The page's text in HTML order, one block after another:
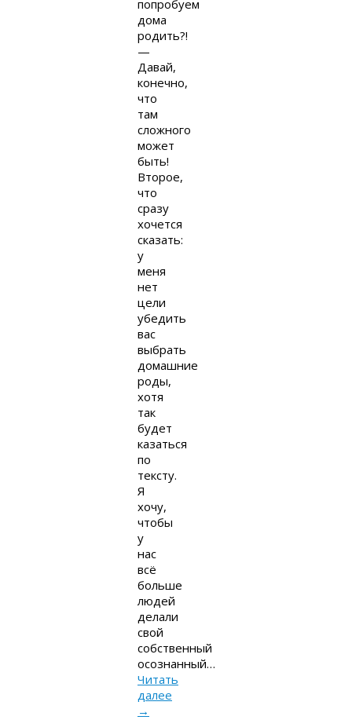
попробуем
дома
родить?!
—
Давай,
конечно,
что
там
сложного
может
быть!
Второе,
что
сразу
хочется
сказать:
у
меня
нет
цели
убедить
вас
выбрать
домашние
роды,
хотя
так
будет
казаться
по
тексту.
Я
хочу,
чтобы
у
нас
всё
больше
людей
делали
свой
собственный
осознанный…
Читать
далее
→